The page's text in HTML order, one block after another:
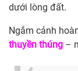
dưới lòng đất.
Ngắm cảnh
thuyền thúng –